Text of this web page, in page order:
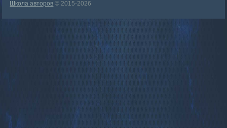
Школа авторов © 2015-2026